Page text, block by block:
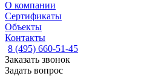
О компании
Сертификаты
Объекты
Контакты
8 (495) 660-51-45
Заказать звонок
Задать вопрос